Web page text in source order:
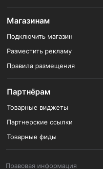
Магазинам
Подключить магазин
Разместить рекламу
Правила размещения
Партнёрам
Товарные виджеты
Партнерские ссылки
Товарные фиды
Правовая информация